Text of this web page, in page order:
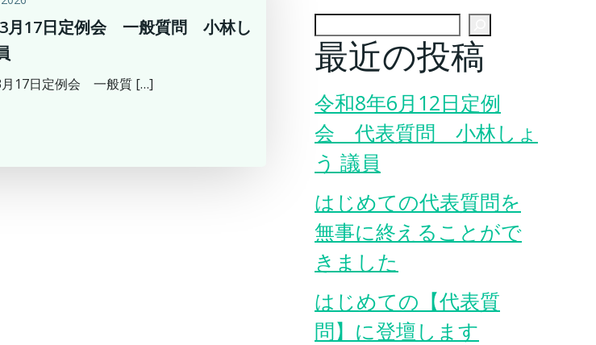
月17日定例会 一般質問 小林し
月17日定例会 一般質 […]
最近の投稿
令和8年6月12日定例
会 代表質問 小林しょ
う 議員
はじめての代表質問を
無事に終えることがで
きました
はじめての【代表質
問】に登壇します